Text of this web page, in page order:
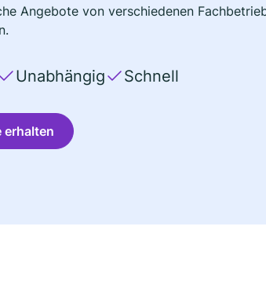
Angebote von verschiedenen
Unabhängig Schnell
erhalten